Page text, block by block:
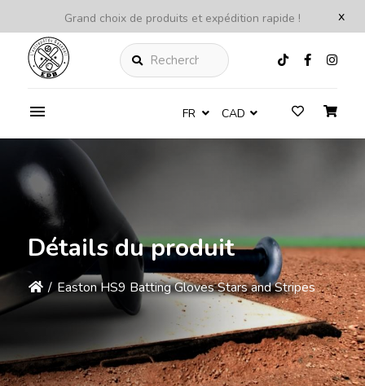
x
Grand choix de produits et expédition rapide !
Rechercher
FR CAD
Détails du produit
/ Easton HS9 Batting Gloves Stars and Stripes